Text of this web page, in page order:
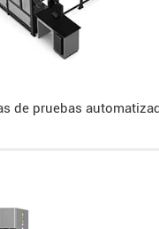
de pruebas